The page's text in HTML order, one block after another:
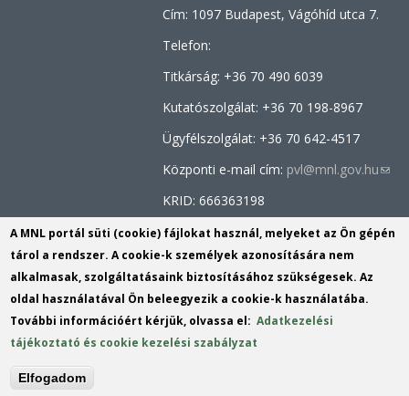
Cím: 1097 Budapest, Vágóhíd utca 7.
Telefon:
Titkárság: +36 70 490 6039
Kutatószolgálat: +36 70 198-8967
Ügyfélszolgálat: +36 70642-4517
Központi e-mail cím: pvl@mnl.gov.hu(link
e-
mail)
KRID: 666363198
Facebook oldal: MNL Pest Megyei
Levéltára
Tartalomszerkesztő:dr. Schramek
László(link
sends
e-
A MNL portál süti (cookie) fájlokat használ, melyeket az Ön gépén
tárol a rendszer. A cookie-k személyek azonosítására nem
alkalmasak, szolgáltatásaink biztosításához szükségesek. Az
oldal használatával Ön beleegyezik a cookie-k használatába.
További információért kérjük, olvassa el:Adatkezelési
tájékoztató és cookie kezelési szabályzat
Elfogadom